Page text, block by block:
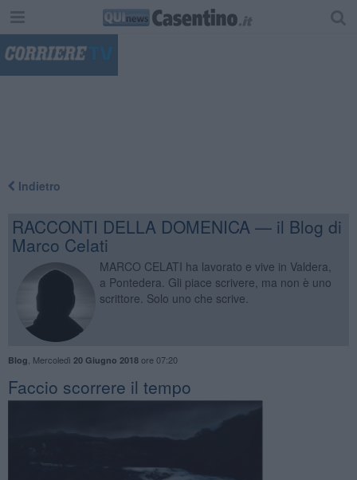
Indietro
RACCONTI DELLA DOMENICA — il Blog di
Marco Celati
MARCO CELATI ha lavorato e vive in Valdera,
a Pontedera. Gli piace scrivere, ma non è uno
scrittore. Solo uno che scrive.
Blog Mercoledì 20 Giugno 2018ore 07:20
Faccio scorrere il tempo